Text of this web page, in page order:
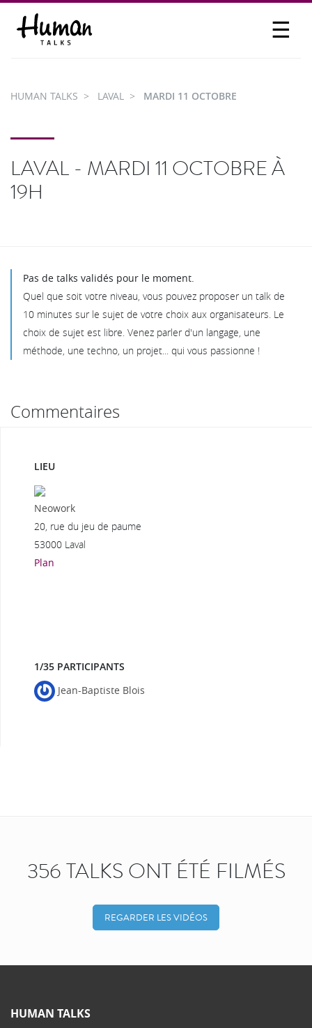
☰
PARTICIPER
HUMAN TALKS LAVAL MARDI 11 OCTOBRE
LAVAL - MARDI 11 OCTOBRE À
19H
Pas de talks validés pour le moment.
Quel que soit votre niveau, vous pouvez proposer un talk de
10 minutes sur le sujet de votre choix aux organisateurs. Le
choix de sujet est libre. Venez parler d'un langage, une
méthode, une techno, un projet... qui vous passionne !
Commentaires
LIEU
Neowork
20, rue du jeu de paume
53000 Laval
Plan
1/35 PARTICIPANTS
Jean-Baptiste Blois
356 TALKS ONT ÉTÉ FILMÉS
REGARDER LES VIDÉOS
HUMAN TALKS